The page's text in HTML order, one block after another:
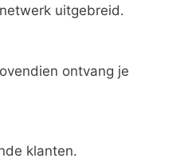
uitgebreid.
ontvang je
klanten.